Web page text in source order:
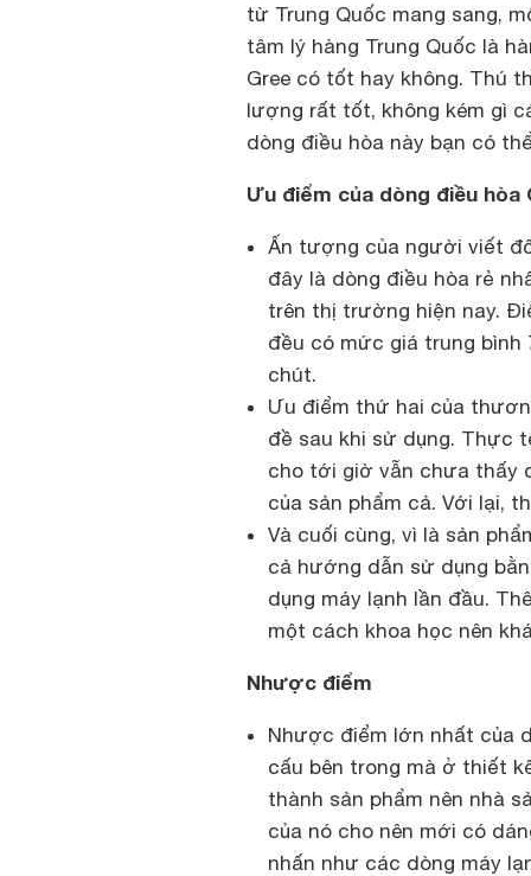
từ Trung Quốc mang sang,
tâm lý hàng Trung Quốc là
Gree có tốt hay không. Thú
lượng rất tốt, không kém gì
dòng điều hòa này bạn có
Ưu điểm của dòng điều hòa
Ấn tượng của người viết
đây là dòng điều hòa rẻ
trên thị trường hiện nay.
đều có mức giá trung bình
chút.
Ưu điểm thứ hai của
đề sau khi sử dụng. Thực
cho tới giờ vẫn chưa thấy
của sản phẩm cả. Với lại,
Và cuối cùng, vì là sản
cả hướng dẫn sử dụng
dụng máy lạnh lần đầu.
một cách khoa học nên
Nhược điểm
Nhược điểm lớn nhất của
cấu bên trong mà ở thiết
thành sản phẩm nên nhà
của nó cho nên mới có
nhấn như các dòng máy